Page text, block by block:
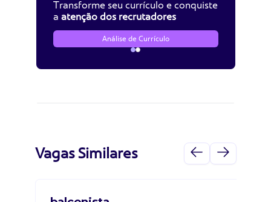
Transforme seu currículo e conquiste
a atenção dos recrutadores
Análise de Currículo
Vagas Similares